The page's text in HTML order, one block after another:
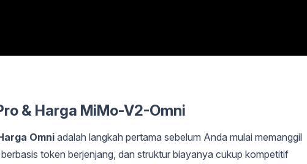
& Harga MiMo-V2-Omni
Omniadalah langkah pertama sebelum Anda mulai memanggil
token berjenjang, dan struktur biayanya cukup kompetitif